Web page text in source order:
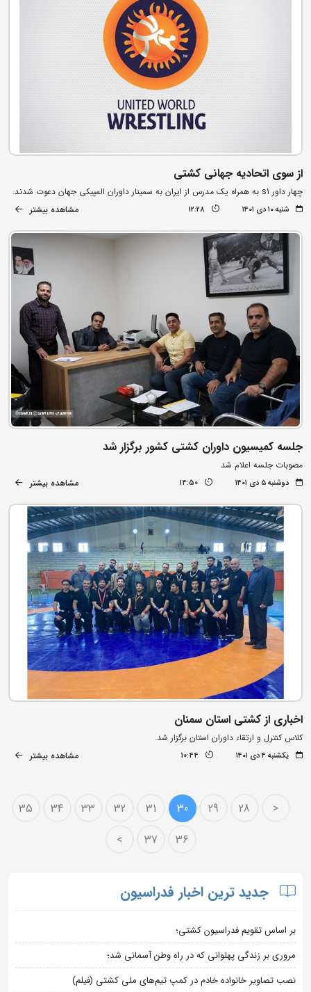
از سوی اتحادیه جهانی کشتی
چهار داور s1 به همراه یک مدرس از ایران به سمینار داوران المپیکی جهان دعوت شدند.
شنبه ۱۰ دی ۱۴۰۱ 12:28 مشاهده بیشتر
جلسه کمیسیون داوران کشتی‌ کشور برگزار شد
مصوبات جلسه اعلام شد
دوشنبه ۵ دی ۱۴۰۱ 14:50 مشاهده بیشتر
اخباری از کشتی استان سمنان
کلاس کنترل و ارتقاء داوران استان برگزار شد.
یکشنبه ۴ دی ۱۴۰۱ 10:44 مشاهده بیشتر
<
28
29
30
31
32
33
34
35
36
37
>
جدید ترین اخبار فدراسیون
بر اساس تقویم فدراسیون کشتی؛
مروری بر زندگی پهلوانی که در راه وطن آسمانی شد؛
نصب تصاویر خانواده خادم در کمپ تیم‌های ملی کشتی (فیلم)